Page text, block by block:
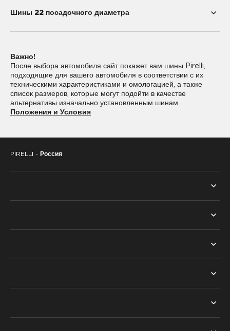
Шины 22 посадочного диаметра
265/35R22
275/35R22 275/40R22
285/30R22 285/35R22
295/30R22 295/35R22
325/40R22 325/55R22
Важно!
После выбора автомобиля сайт покажет вам шины Pirelli,
подходящие для вашего автомобиля в соответствии с их
техническими характеристиками и омологацией, а также
список размеров, которые могут подойти в качестве
альтернативы изначально установленным шинам.
Положения и Условия
PIRELLI - Россия
ПОИСК ПО СЕЗОНУ
ПОИСК ПО ТИПУ АВТОМОБИЛЯ
PNCS™
ASTON MARTIN
О ШИНАХ